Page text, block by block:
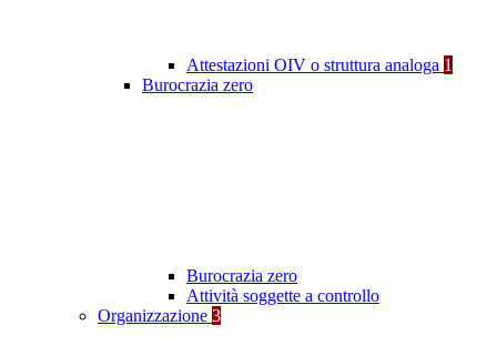
Attestazioni OIV o struttura analoga 1
Burocrazia zero
Burocrazia zero
Attività soggette a controllo
Organizzazione 3